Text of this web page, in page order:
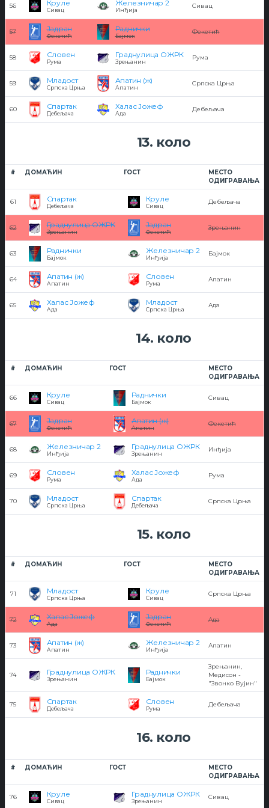
56 Круле
Сивац
Железничар 2
Инђија
Сивац
57 Јадран
Фекетић
Раднички
Бајмок
Фекетић
58 Словен
Рума
Граднулица ОЖРК
Зрењанин
Рума
59 Младост
Српска Црња
Апатин (ж)
Апатин
Српска Црња
60 Спартак
Дебељача
Халас Јожеф
Ада
Дебељача
13. коло
# ДОМАЋИН ГОСТ
МЕСТО
ОДИГРАВАЊА
61 Спартак
Дебељача
Круле
Сивац
Дебељача
62 Граднулица ОЖРК
Зрењанин
Јадран
Фекетић
Зрењанин
63 Раднички
Бајмок
Железничар 2
Инђија
Бајмок
64 Апатин (ж)
Апатин
Словен
Рума
Апатин
65 Халас Јожеф
Ада
Младост
Српска Црња
Ада
14. коло
# ДОМАЋИН ГОСТ
МЕСТО
ОДИГРАВАЊА
66 Круле
Сивац
Раднички
Бајмок
Сивац
67 Јадран
Фекетић
Апатин (ж)
Апатин
Фекетић
68 Железничар 2
Инђија
Граднулица ОЖРК
Зрењанин
Инђија
69 Словен
Рума
Халас Јожеф
Ада
Рума
70 Младост
Српска Црња
Спартак
Дебељача
Српска Црња
15. коло
# ДОМАЋИН ГОСТ
МЕСТО
ОДИГРАВАЊА
71 Младост
Српска Црња
Круле
Сивац
Српска Црња
72 Халас Јожеф
Ада
Јадран
Фекетић
Ада
73 Апатин (ж)
Апатин
Железничар 2
Инђија
Апатин
74 Граднулица ОЖРК
Зрењанин
Раднички
Бајмок
Зрењанин,
Медисон -
"Звонко Вујин"
75 Спартак
Дебељача
Словен
Рума
Дебељача
16. коло
# ДОМАЋИН ГОСТ
МЕСТО
ОДИГРАВАЊА
76 Круле
Сивац
Граднулица ОЖРК
Зрењанин
Сивац